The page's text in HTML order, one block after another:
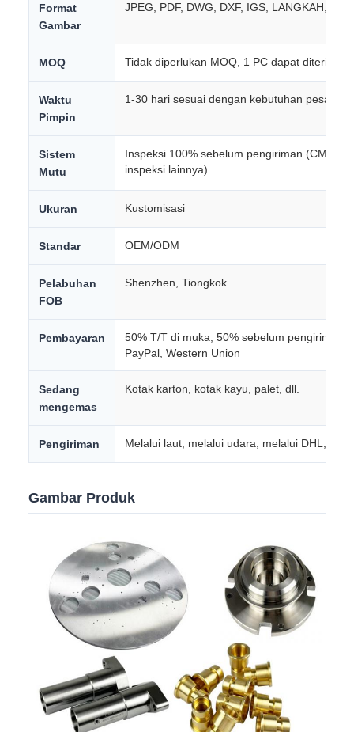
Format
Gambar
JPEG, PDF, DWG, DXF, IGS, LANGKAH, CAD
MOQ Tidak diperlukan MOQ, 1 PC dapat diterima
Waktu
Pimpin
1-30 hari sesuai dengan kebutuhan pesanan
Sistem
Mutu
Inspeksi 100% sebelum pengiriman (CMM,
inspeksi lainnya)
Ukuran Kustomisasi
Standar OEM/ODM
Pelabuhan
FOB
Shenzhen, Tiongkok
Pembayaran
50% T/T di muka, 50% sebelum pengiriman.
PayPal, Western Union
Sedang
mengemas
Kotak karton, kotak kayu, palet, dll.
Pengiriman Melalui laut, melalui udara, melalui DHL,
Gambar Produk